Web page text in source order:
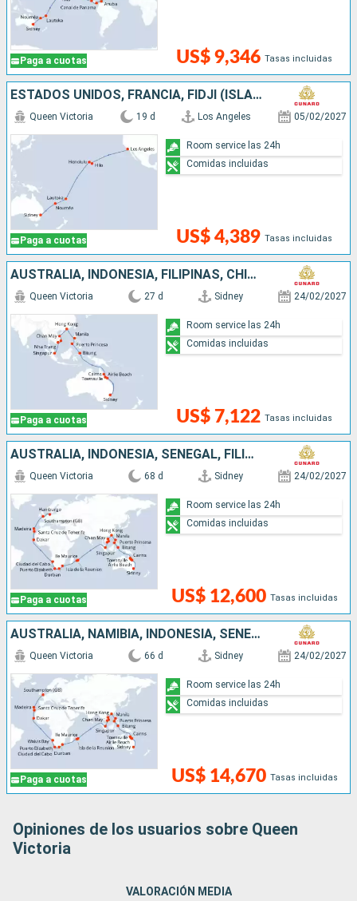
Paga a cuotas US$ 9,346 Tasas incluidas
ESTADOS UNIDOS, FRANCIA, FIDJI (ISLAS), NUEVA CALEDONIA, AUSTRALIA
Paga a cuotas
Queen Victoria 19 d Los Angeles 05/02/2027
US$ 4,389 Tasas incluidas
Room service las 24h
Comidas incluidas
AUSTRALIA, INDONESIA, FILIPINAS, CHINA, VIETNAM, SINGAPUR
Paga a cuotas
Queen Victoria 27 d Sidney 24/02/2027
US$ 7,122 Tasas incluidas
Room service las 24h
Comidas incluidas
AUSTRALIA, INDONESIA, SENEGAL, FILIPINAS, CHINA, VIETNAM, SINGAPUR, MAURICE, SUDAFRICA, NAMIBIA, PORTUGAL, REINO UNIDO, ALEMANIA
Paga a cuotas
Queen Victoria 68 d Sidney 24/02/2027
US$ 12,600 Tasas incluidas
Room service las 24h
Comidas incluidas
AUSTRALIA, NAMIBIA, INDONESIA, SENEGAL, FILIPINAS, REINO UNIDO, CHINA, VIETNAM, SINGAPUR, MAURICE, SUDAFRICA, PORTUGAL
Paga a cuotas
Queen Victoria 66 d Sidney 24/02/2027
US$ 14,670 Tasas incluidas
Room service las 24h
Comidas incluidas
Opiniones de los usuarios sobre Queen
Victoria
VALORACIÓN MEDIA